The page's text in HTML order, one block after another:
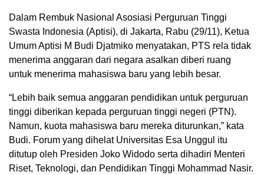
Dalam Rembuk Nasional Asosiasi Perguruan Tinggi
Swasta Indonesia (Aptisi), di Jakarta, Rabu (29/11), Ketua
Umum Aptisi M Budi Djatmiko menyatakan, PTS rela tidak
menerima anggaran dari negara asalkan diberi ruang
untuk menerima mahasiswa baru yang lebih besar.
“Lebih baik semua anggaran pendidikan untuk perguruan
tinggi diberikan kepada perguruan tinggi negeri (PTN).
Namun, kuota mahasiswa baru mereka diturunkan,” kata
Budi. Forum yang dihelat Universitas Esa Unggul itu
ditutup oleh Presiden Joko Widodo serta dihadiri Menteri
Riset, Teknologi, dan Pendidikan Tinggi Mohammad Nasir.